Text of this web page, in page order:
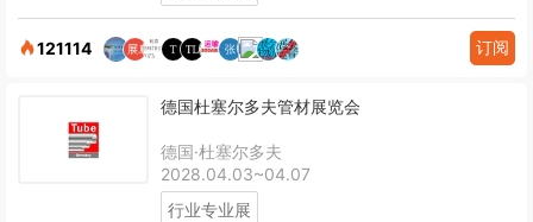
121114 订阅
德国杜塞尔多夫管材展览会
德国·杜塞尔多夫
2028.04.03~04.07
行业专业展